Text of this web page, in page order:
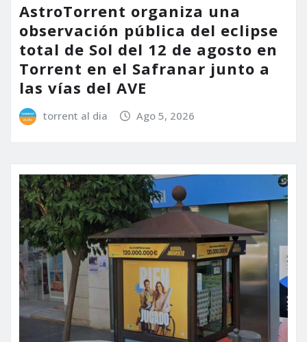
AstroTorrent organiza una
observación pública del eclipse
total de Sol del 12 de agosto en
Torrent en el Safranar junto a
las vías del AVE
torrent al dia Ago 5, 2026